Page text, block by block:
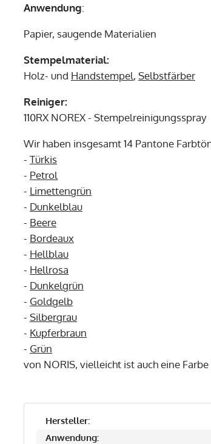
Anwendung:
Papier, saugende Materialien
Stempelmaterial:
Holz- und Handstempel, Selbstfärber
Reiniger:
110RX NOREX - Stempelreinigungsspray
Wir haben insgesamt 14 Pantone
- Türkis
- Petrol
- Limettengrün
- Dunkelblau
- Beere
- Bordeaux
- Hellblau
- Hellrosa
- Dunkelgrün
- Goldgelb
- Silbergrau
- Kupferbraun
- Grün
von NORIS, vielleicht ist auch eine Farbe
Hersteller:
Anwendung: